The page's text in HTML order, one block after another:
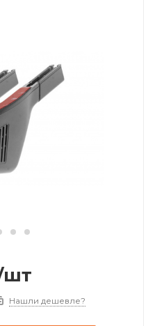
Нашли дешевле?